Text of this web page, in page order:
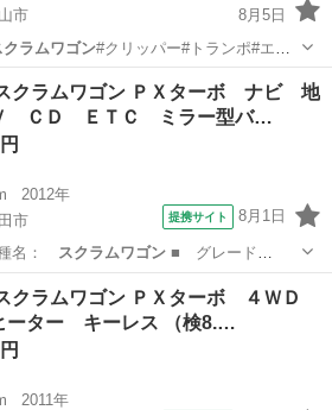
市
8月5日
クラムワゴン#クリッパー#トランポ#エブ
イ
クラムワゴン ＰＸターボ ナビ 地
ＣＤ ＥＴＣ ミラー型バ…
2012年
市
提携サイト 8月1日
名： スクラムワゴン■ グレード
クラムワゴン ＰＸターボ ４ＷＤ
ーター キーレス （検8.…
2011年